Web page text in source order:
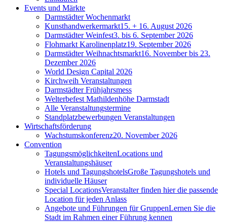
Events und Märkte
Darmstädter Wochenmarkt
Kunsthandwerkermarkt15. + 16. August 2026
Darmstädter Weinfest3. bis 6. September 2026
Flohmarkt Karolinenplatz19. September 2026
Darmstädter Weihnachtsmarkt16. November bis 23.
Dezember 2026
World Design Capital 2026
Kirchweih Veranstaltungen
Darmstädter Frühjahrsmess
Welterbefest Mathildenhöhe Darmstadt
Alle Veranstaltungstermine
Standplatzbewerbungen Veranstaltungen
Wirtschaftsförderung
Wachstumskonferenz20. November 2026
Convention
TagungsmöglichkeitenLocations und
Veranstaltungshäuser
Hotels und TagungshotelsGroße Tagungshotels und
individuelle Häuser
Special LocationsVeranstalter finden hier die passende
Location für jeden Anlass
Angebote und Führungen für GruppenLernen Sie die
Stadt im Rahmen einer Führung kennen